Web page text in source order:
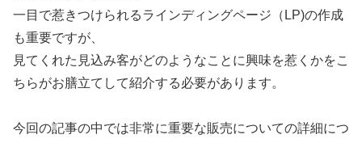
一目で惹きつけられるラインディングページ（LP)の作成
も重要ですが、
見てくれた見込み客がどのようなことに興味を惹くかをこ
ちらがお膳立てして紹介する必要があります。
今回の記事の中では非常に重要な販売についての詳細につ